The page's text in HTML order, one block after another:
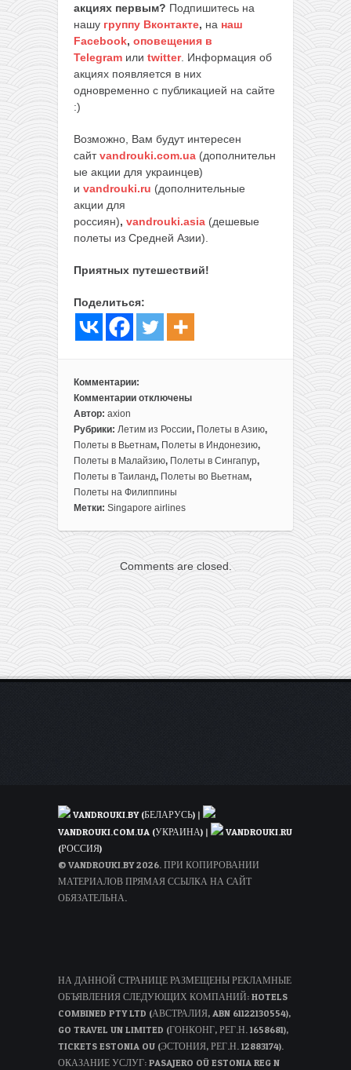
акциях первым? Подпишитесь на
нашу группу Вконтакте, на наш
Facebook, оповещения в
Telegram или twitter. Информация об
акциях появляется в них
одновременно с публикацией на сайте
:)
Возможно, Вам будут интересен
сайтvandrouki.com.ua (дополнительн
ые акции для украинцев)
и vandrouki.ru (дополнительные
акции для
россиян), vandrouki.asia (дешевые
полеты из Средней Азии).
Приятных путешествий!
Поделиться:
Комментарии:
Комментарии
к
записи
Распродажа
5*
Singapore
Airlines:
все
направления
из
Москвы
в
одном
месте
туда-
обратно)
отключены
Автор: axion
Рубрики: Летим из России, Полеты в Азию,
Полеты в Вьетнам, Полеты в Индонезию,
Полеты в Малайзию, Полеты в Сингапур,
Полеты в Таиланд, Полеты во Вьетнам,
Полеты на Филиппины
Метки: Singapore airlines
Comments are closed.
VANDROUKI.BY (БЕЛАРУСЬ) |
VANDROUKI.COM.UA (УКРАИНА) |
VANDROUKI.RU
(РОССИЯ)
© VANDROUKI.BY 2026. ПРИ КОПИРОВАНИИ
МАТЕРИАЛОВ ПРЯМАЯ ССЫЛКА НА САЙТ
ОБЯЗАТЕЛЬНА.
НА ДАННОЙ СТРАНИЦЕ РАЗМЕЩЕНЫ РЕКЛАМНЫЕ
ОБЪЯВЛЕНИЯ СЛЕДУЮЩИХ КОМПАНИЙ: HOTELS
COMBINED PTY LTD (АВСТРАЛИЯ, ABN 61122130554),
GO TRAVEL UN LIMITED (ГОНКОНГ, РЕГ.Н. 1658681),
TICKETS ESTONIA OU (ЭСТОНИЯ, РЕГ.Н. 12883174).
ОКАЗАНИЕ УСЛУГ: PASAJERO OÜ ESTONIA REG N